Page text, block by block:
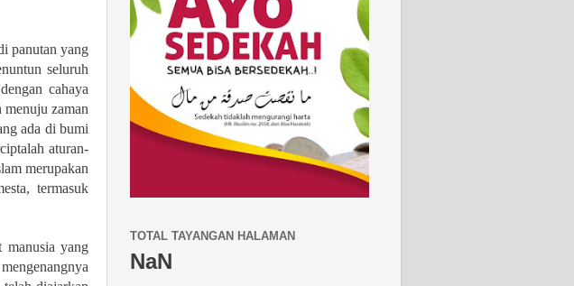
panutan yang
seluruh
cahaya
zaman
ada di bumi
aturan-
merupakan
termasuk
manusia yang
TOTAL TAYANGAN HALAMAN
NaN